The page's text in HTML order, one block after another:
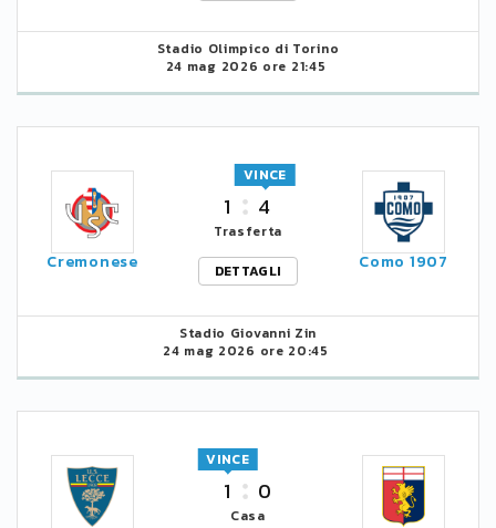
Stadio Olimpico di Torino
24 mag 2026 ore 21:45
Cremonese
1 4
VINCE
Trasferta
DETTAGLI
Como 1907
Stadio Giovanni Zin
24 mag 2026 ore 20:45
1
VINCE
0
Casa